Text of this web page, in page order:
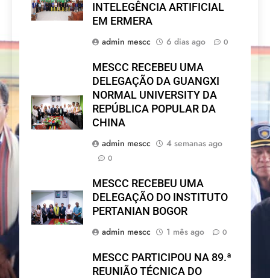
INTELEGÊNCIA ARTIFICIAL
EM ERMERA
admin mescc
6 dias ago 0
MESCC RECEBEU UMA
DELEGAÇÃO DA GUANGXI
NORMAL UNIVERSITY DA
REPÚBLICA POPULAR DA
CHINA
admin mescc
4 semanas ago
0
MESCC RECEBEU UMA
DELEGAÇÃO DO INSTITUTO
PERTANIAN BOGOR
admin mescc
1 mês ago 0
MESCC PARTICIPOU NA 89.ª
REUNIÃO TÉCNICA DO